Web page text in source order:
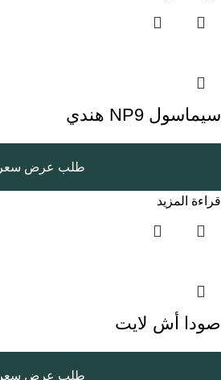
سيماسول NP9 هندي
طلب عرض سعر
قراءة المزيد
صودا أش لايت
طلب عرض سعر